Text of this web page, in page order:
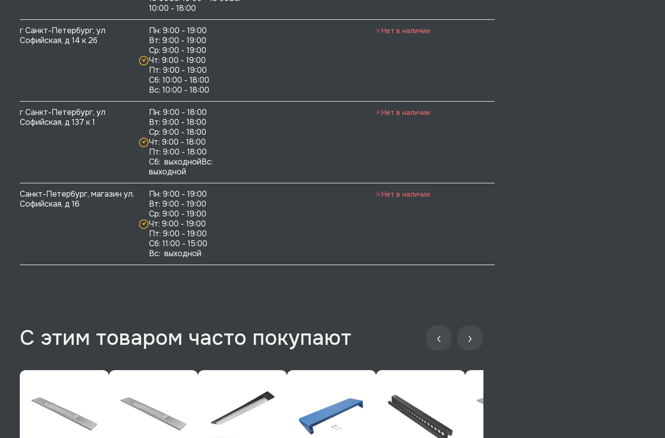
10:00 - 18:00
г Санкт-Петербург, ул
Софийская, д 14 к 2б
Пн: 9:00 - 19:00
Вт: 9:00 - 19:00
Ср: 9:00 - 19:00
Чт: 9:00 - 19:00
Пт: 9:00 - 19:00
Сб: 10:00 - 18:00
Нет в наличии
г Санкт-Петербург, ул
Софийская, д 137 к 1
Пн: 9:00 - 18:00
Вт: 9:00 - 18:00
Ср: 9:00 - 18:00
Чт: 9:00 - 18:00
Пт: 9:00 - 18:00
Сб:  выходнойВс:
выходной
Нет в наличии
Санкт-Петербург, магазин ул.
Софийская, д 16
Пн: 9:00 - 19:00
Вт: 9:00 - 19:00
Ср: 9:00 - 19:00
Чт: 9:00 - 19:00
Пт: 9:00 - 19:00
Сб: 11:00 - 15:00
Вс:  выходной
Нет в наличии
С этим товаром часто покупают